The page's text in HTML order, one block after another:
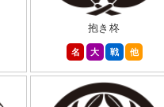
抱き柊
名
大 戦 他